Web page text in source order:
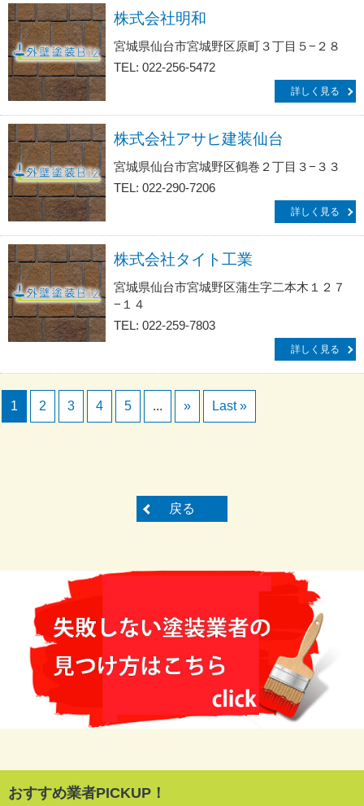
株式会社明和
宮城県仙台市宮城野区原町３丁目５−２８
TEL: 022-256-5472
詳しく見る
株式会社アサヒ建装仙台
宮城県仙台市宮城野区鶴巻２丁目３−３３
TEL: 022-290-7206
詳しく見る
株式会社タイト工業
宮城県仙台市宮城野区蒲生字二本木１２７
−１４
TEL: 022-259-7803
詳しく見る
1 2 3 4 5 ... » Last »
戻る
おすすめ業者PICKUP！